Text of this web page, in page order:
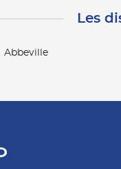
Les
Abbeville